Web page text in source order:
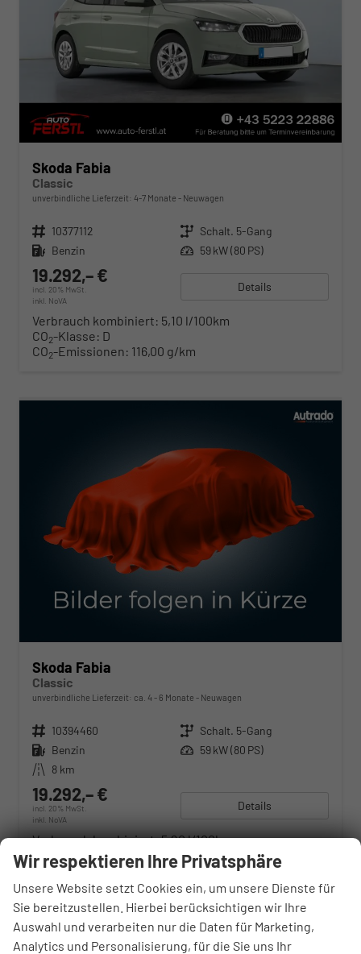
Skoda Fabia
Classic
unverbindliche Lieferzeit: 4-7 Monate Neuwagen
Fahrzeugnr. 10377112 Getriebe Schalt. 5-Gang
Kraftstoff Benzin Leistung 59 kW (80 PS)
19.292,– €
incl. 20% MwSt.
inkl. NoVA
Details
Verbrauch kombiniert: 5,10 l/100km
CO2-Klasse: D
CO2-Emissionen: 116,00 g/km
Skoda Fabia
Classic
unverbindliche Lieferzeit: ca. 4 - 6 Monate Neuwagen
Fahrzeugnr. 10394460 Getriebe Schalt. 5-Gang
Kraftstoff Benzin Leistung 59 kW (80 PS)
Kilometerstand 8 km
19.292,– €
incl. 20% MwSt.
inkl. NoVA
Details
Verbrauch kombiniert:5,20 l/100km
CO2-Klasse:D
CO -Emissionen:117,00 g/km
Wir respektieren Ihre Privatsphäre
Unsere Website setzt Cookies ein, um unsere Dienste für
Sie bereitzustellen. Hierbei berücksichtigen wir Ihre
Auswahl und verarbeiten nur die Daten für Marketing,
Analytics und Personalisierung, für die Sie uns Ihr